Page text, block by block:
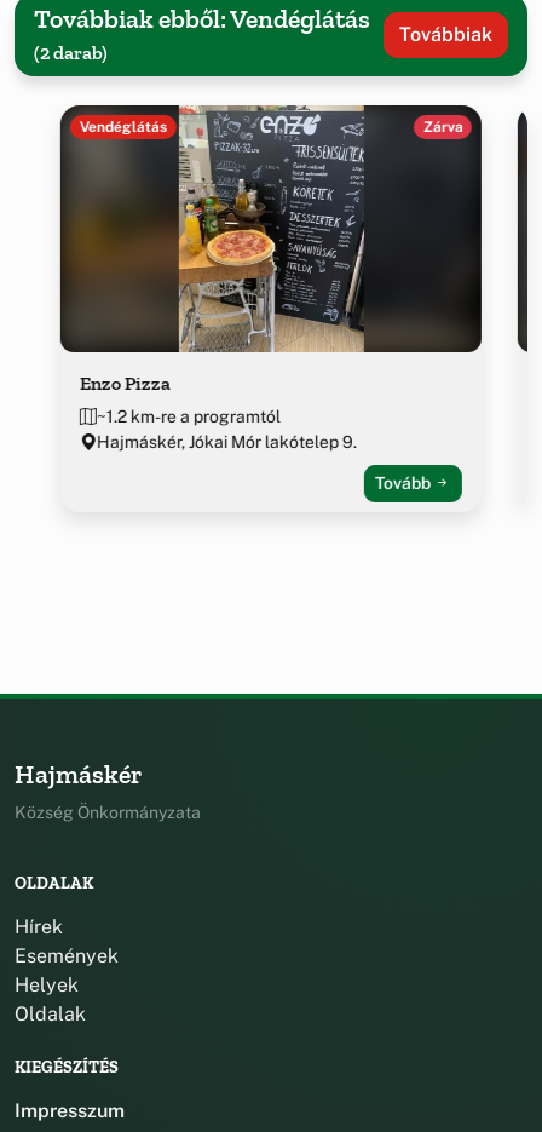
Továbbiak ebből: Vendéglátás
(2 darab)
Továbbiak
Vendéglátás Zárva
Enzo Pizza
~1.2 km-re a programtól
Hajmáskér, Jókai Mór lakótelep 9.
Tovább
Hajmáskér
Község Önkormányzata
OLDALAK
Hírek
Események
Helyek
Oldalak
KIEGÉSZÍTÉS
Impresszum